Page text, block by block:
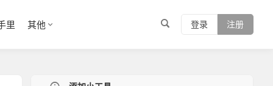
登录 注册
里 其他